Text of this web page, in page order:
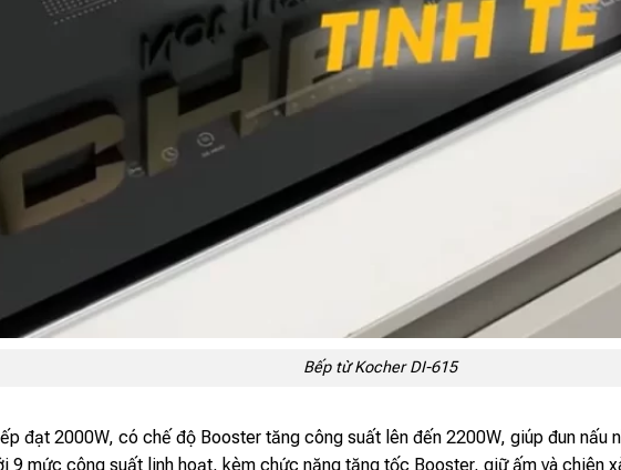
Bếp từ Kocher DI-615
đạt 2000W, có chế độ Booster tăng công suất lên đến 2200W, giúp đun nấu
9 mức công suất linh hoạt, kèm chức năng tăng tốc Booster, giữ ấm và chiên